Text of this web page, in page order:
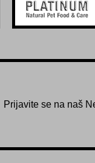
Prijavite se na naš